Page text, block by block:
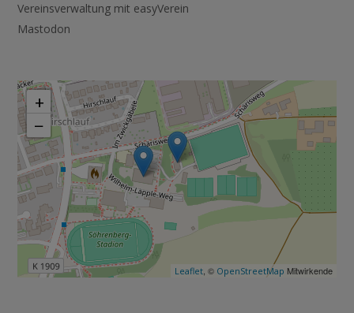
Vereinsverwaltung mit easyVerein
Mastodon
+
−
Leaflet , © OpenStreetMap Mitwirkende